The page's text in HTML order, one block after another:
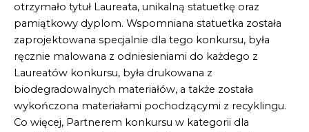
otrzymało tytuł Laureata, unikalną statuetkę oraz
pamiątkowy dyplom. Wspomniana statuetka została
zaprojektowana specjalnie dla tego konkursu, była
ręcznie malowana z odniesieniami do każdego z
Laureatów konkursu, była drukowana z
biodegradowalnych materiałów, a także została
wykończona materiałami pochodzącymi z recyklingu.
Co więcej, Partnerem konkursu w kategorii dla